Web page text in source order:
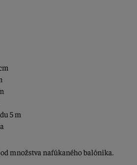
5 m
množstva nafúkaného balónika.